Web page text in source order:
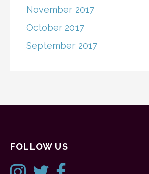
November 2017
October 2017
September 2017
FOLLOW US